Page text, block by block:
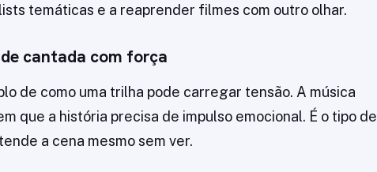
temáticas e a reaprender filmes com outro olhar.
cantada com força
de como uma trilha pode carregar tensão. A música
que a história precisa de impulso emocional. É o tipo de
a cena mesmo sem ver.